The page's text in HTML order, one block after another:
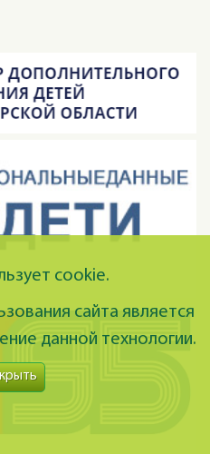
cookie.
сайта является
данной технологии.